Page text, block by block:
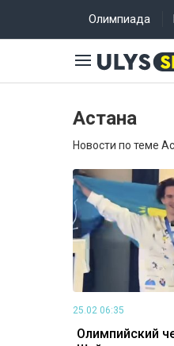
Олимпиада
Астана
Новости по теме
25.02 06:35
Олимпийский